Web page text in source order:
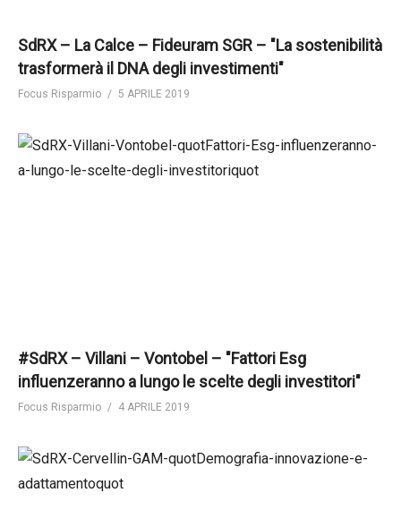
SdRX – La Calce – Fideuram SGR – "La sostenibilità
trasformerà il DNA degli investimenti"
Focus Risparmio 5 APRILE 2019
#SdRX – Villani – Vontobel – "Fattori Esg
influenzeranno a lungo le scelte degli investitori"
Focus Risparmio 4 APRILE 2019